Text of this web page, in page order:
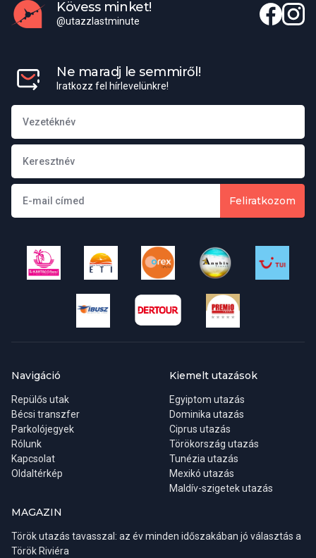
Kövess minket!
@utazzlastminute
Ne maradj le semmiről!
Iratkozz fel hírlevelünkre!
Feliratkozom
Navigáció
Repülős utak
Bécsi transzfer
Parkolójegyek
Rólunk
Kapcsolat
Oldaltérkép
Kiemelt utazások
Egyiptom utazás
Dominika utazás
Ciprus utazás
Törökország utazás
Tunézia utazás
Mexikó utazás
Maldív-szigetek utazás
MAGAZIN
Török utazás tavasszal: az év minden időszakában jó választás a
Török Riviéra